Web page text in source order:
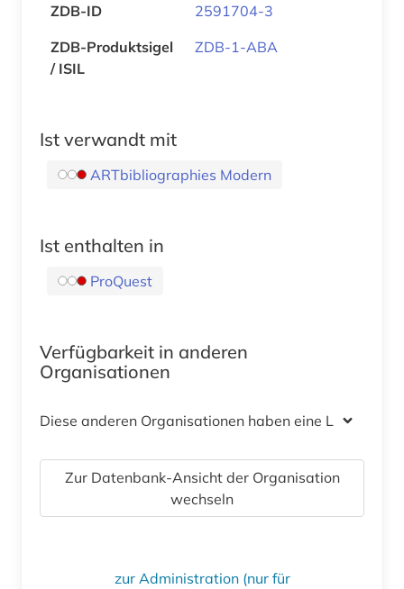
ZDB-ID
2591704-3
ZDB-Produktsigel
/ ISIL
ZDB-1-ABA
Ist verwandt mit
ARTbibliographies Modern
Ist enthalten in
ProQuest
Verfügbarkeit in anderen
Organisationen
Diese anderen Organisationen haben eine Lizenz
Zur Datenbank-Ansicht der Organisation
wechseln
zur Administration (nur für